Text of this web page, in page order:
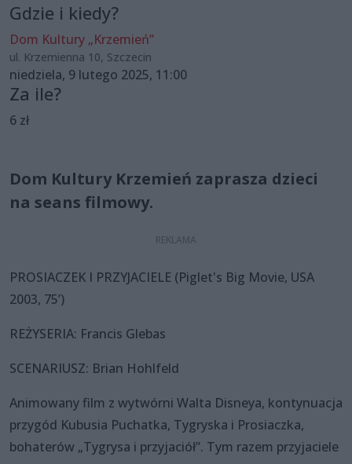
Gdzie i kiedy?
Dom Kultury „Krzemień”
ul. Krzemienna 10, Szczecin
niedziela, 9 lutego 2025, 11:00
Za ile?
6 zł
Dom Kultury Krzemień zaprasza dzieci
na seans filmowy.
PROSIACZEK I PRZYJACIELE (Piglet's Big Movie, USA
2003, 75’)
REŻYSERIA: Francis Glebas
SCENARIUSZ: Brian Hohlfeld
Animowany film z wytwórni Walta Disneya, kontynuacja
przygód Kubusia Puchatka, Tygryska i Prosiaczka,
bohaterów „Tygrysa i przyjaciół”. Tym razem przyjaciele